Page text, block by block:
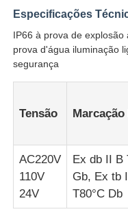
Luz à prova de
Caixa à prova de
interruptor à prova
Glândulas de cabo
Especificações
IP66 à prova de
prova d'água iluminação
segurança
Tensão Marcação
AC220V
110V
24V
Ex db II B
Gb, Ex tb
T80°C Db